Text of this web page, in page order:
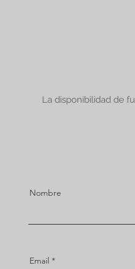
La disponibilidad de
Nombre
Email